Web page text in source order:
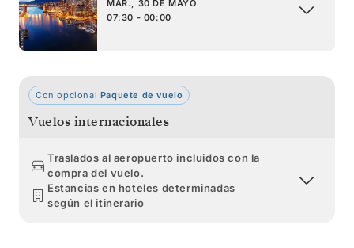
MAR., 30 DE MAYO
07:30 - 00:00
Con opcional Paquete de vuelo
Vuelos internacionales
Traslados al aeropuerto incluidos con la
compra del vuelo.
Estancias en hoteles determinadas
según el itinerario